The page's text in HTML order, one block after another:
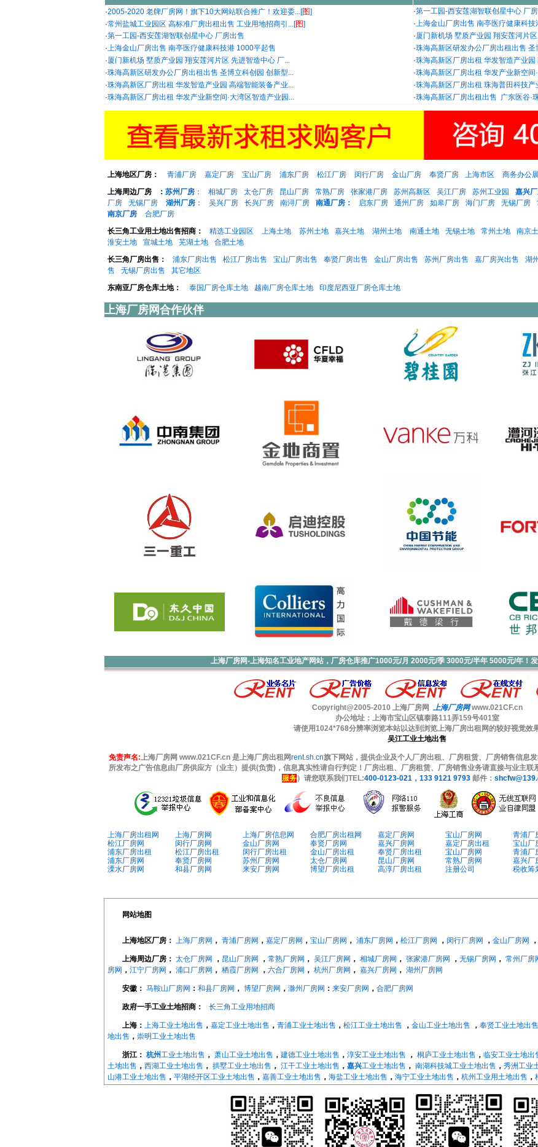
·2005-2020 老牌厂房网！旗下10大网站联合推广！欢迎委...[图]
·常州盐城工业园区 高标准厂房出租出售 工业用地招商引...[图]
·第一工园-西安莲湖智联创星中心 厂房出售
·上海金山厂房出售 南亭医疗健康科技港 1000平起售
·厦门新机场 墅质产业园 翔安莲河片区 先进智造中心 厂...
·珠海高新区研发办公厂房出租出售 圣博立科创园 创新型...
·珠海高新区厂房出租 华发智造产业园 高端智能装备产业...
·珠海高新区厂房出租 华发产业新空间·大湾区智造产业园...
·第一工园-西安莲湖智联创星中心 厂
·上海金山厂房出售 南亭医疗健康科技
·厦门新机场 墅质产业园 翔安莲河片
·珠海高新区研发办公厂房出租出售 圣
·珠海高新区厂房出租 华发智造产业园
·珠海高新区厂房出租 华发产业新空间
·珠海高新区厂房出租 珠海普田科技产
·珠海高新区厂房出租出售 广东医谷·
上海地区厂房： 青浦厂房 嘉定厂房 宝山厂房 浦东厂房 松江厂房 闵行厂房 金山厂房 奉贤厂房 上海市区
商务办公
上海周边厂房
： 苏州厂房 ： 相城厂房 太仓厂房 昆山厂房 常熟厂房 张家港厂房 苏州高新区 吴江厂房 苏州工业园 嘉兴
厂房
无锡厂房 湖州厂房 ： 吴兴厂房 长兴厂房 南浔厂房 南通厂房： 启东厂房 通州厂房 如皋厂房 海门厂房 无锡厂房
南京厂房
合肥厂房
长三角工业用土地出售招商：
精选工业园区 上海土地 苏州土地 嘉兴土地 湖州土地 南通土地 无锡土地 常州土地 南京
淮安土地
宣城土地 芜湖土地
合肥土地
长三角厂房出售：
浦东厂房出售 松江厂房出售 宝山厂房出售 奉贤厂房出售 金山厂房出售 苏州厂房出售 嘉厂房兴出售 湖
售
无锡厂房出售
其它地区
东南亚厂房仓库土地：
泰国厂房仓库土地 越南厂房仓库土地 印度尼西亚厂房仓库土地
上海厂房网合作伙伴
上海厂房网-上海知名工业地产网站，厂房仓库推广1000元/月 2000元/季 3000元/半年 5000元/年！发
Copyright@2005-2010 上海厂房网 上海厂房网www.021CF.cn
办公地址：上海市宝山区镇泰路111弄159号401室
请使用1024*768分辨率浏览本站以达到浏览上海厂房出租网的较好视觉效
吴江工业土地出售
免责声名:上海厂房网 www.021CF.cn 是上海厂房出租网rent.sh.cn旗下网站，提供企业及个人厂房出租、厂房租赁、厂房销售信息
所发布之广告信息由厂房供应方（业主）提供(负责)，信息真实性请自行判定！厂房出租、厂房租赁、厂房销售业务请直接与业主
服务）请您联系我们TEL:400-0123-021，133 9121 9793 邮件：
上海厂房出租网 上海厂房网 上海厂房信息网 合肥厂房出租网 嘉定厂房网 宝山厂房网 青浦厂
松江厂房网
闵行厂房网 金山厂房网 奉贤厂房网 嘉兴厂房网 嘉定厂房出租 宝山厂
浦东厂房出租
松江厂房出租 闵行厂房出租 金山厂房出租 奉贤厂房出租 宝山厂房网 青浦厂
浦东厂房网
奉贤厂房网 苏州厂房网 太仓厂房网 昆山厂房网 常熟厂房网 嘉兴厂
溧水厂房网
和县厂房网 来安厂房网 博望厂房出租 高淳厂房出租 注册公司 税收筹
网站地图
上海地区厂房： 上海厂房网 ， 青浦厂房网 ， 嘉定厂房网 ， 宝山厂房网 ， 浦东厂房网 ， 松江厂房网 ， 闵行厂房网 ， 金山厂房网 ，
上海周边厂房： 太仓厂房网 ， 昆山厂房网 ， 常熟厂房网 ， 吴江厂房网 ， 相城厂房网 ， 张家港厂房网 ， 无锡厂房网 ， 常州厂房
房网 ， 江宁厂房网 ， 浦口厂房网 ， 栖霞厂房网 ， 六合厂房网 ， 杭州厂房网 ， 嘉兴厂房网 ， 湖州厂房网
安徽： 马鞍山厂房网 ： 和县厂房网 ， 博望厂房网 ， 滁州厂房网 ： 来安厂房网 ， 合肥厂房网
政府一手工业土地招商： 长三角工业用地招商
上海： 上海工业土地出售 ， 嘉定工业土地出售 ， 青浦工业土地出售 ， 松江工业土地出售 ， 金山工业土地出售 ， 奉贤工业土地出售
地出售 ， 崇明工业土地出售
浙江： 杭州工业土地出售 ， 萧山工业土地出售 ， 建德工业土地出售 ， 淳安工业土地出售 ， 桐庐工业土地出售 ， 临安工业土地出
土地出售 ， 西湖工业土地出售 ， 拱墅工业土地出售 ， 江干工业土地出售 ， 嘉兴工业土地出售 ， 南湖科技城工业土地出售 ， 秀洲工业
山港工业土地出售 ， 平湖经开区工业土地出售 ， 嘉善工业土地出售 ， 海盐工业土地出售 ， 海宁工业土地出售 ， 杭州工业用土地出售 ，
海曙工业土地出售 ，江北工业土地出售， 北仑工业土地出售， 镇海工业土地出售，鄞州工业土地出售，
宁海工业土地出售，
南京开发区工业土地，浦口工业土地出售，江宁工业土地出售 ，栖霞工业土地出售，六合工业土地
和县工业土地出售， 镇江 工业土地出售 ，京口工业土地出售 ，润州工业土地出售，丹徒工业土地出售，